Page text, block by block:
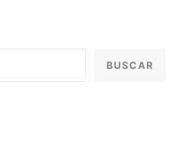
BUSCAR